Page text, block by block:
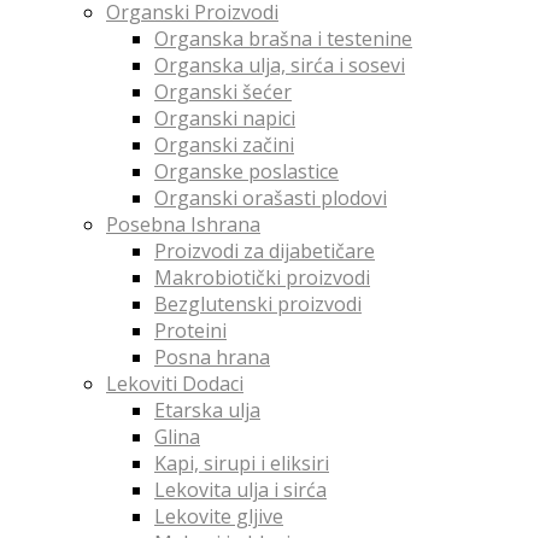
Organski Proizvodi
Organska brašna i testenine
Organska ulja, sirća i sosevi
Organski šećer
Organski napici
Organski začini
Organske poslastice
Organski orašasti plodovi
Posebna Ishrana
Proizvodi za dijabetičare
Makrobiotički proizvodi
Bezglutenski proizvodi
Proteini
Posna hrana
Lekoviti Dodaci
Etarska ulja
Glina
Kapi, sirupi i eliksiri
Lekovita ulja i sirća
Lekovite gljive